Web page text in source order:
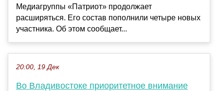
Медиагруппы «Патриот» продолжает
расширяться. Его состав пополнили четыре новых
участника. Об этом сообщает...
20:00, 19 Дек
Во Владивостоке приоритетное внимание